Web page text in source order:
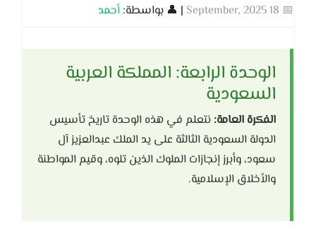
📅 18 September, 2025 | 👤 بواسطة: أحمد
الوحدة الرابعة: المملكة العربية
السعودية
الفكرة العامة: نتعلم في هذه الوحدة تاريخ تأسيس
الدولة السعودية الثالثة على يد الملك عبدالعزيز آل
سعود، وأبرز إنجازات الملوك الذين تلوه، وقيم المواطنة
والأخلاق الإسلامية.